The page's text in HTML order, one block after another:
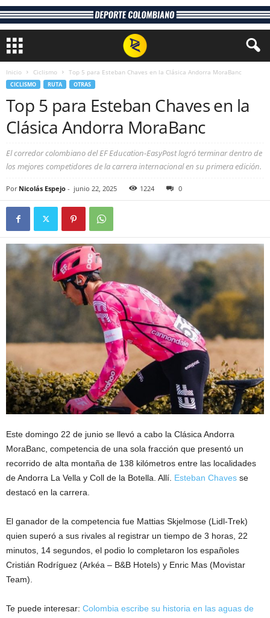
Inicio Ciclismo Top 5 para Esteban Chaves en la Clásica Andorra MoraBanc
CICLISMO RUTA OTRAS
Top 5 para Esteban Chaves en la
Clásica Andorra MoraBanc
El corredor colombiano del EF Education-EasyPost logró terminar dentro de
los mejores competidores de la carrera internacional en su primera edición.
Por Nicolás Espejo - junio 22, 2025 1224 0
Este domingo 22 de junio se llevó a cabo la Clásica Andorra
MoraBanc, competencia de una sola fracción que presentó un
recorrido de alta montaña de 138 kilómetros entre las localidades
de Andorra La Vella y Coll de la Botella. Allí. Esteban Chaves se
destacó en la carrera.
El ganador de la competencia fue Mattias Skjelmose (Lidl-Trek)
quien superó a sus rivales al registrar un tiempo de 3 horas, 22
minutos, 14 segundos, el podio lo completaron los españoles
Cristián Rodríguez (Arkéa – B&B Hotels) y Enric Mas (Movistar
Team).
Te puede interesar: Colombia escribe su historia en las aguas de